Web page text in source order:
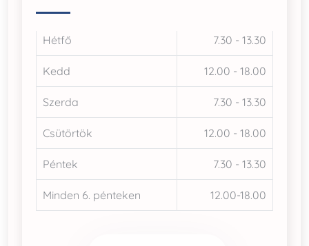
Hétfő 7.30 - 13.30
Kedd 12.00 - 18.00
Szerda 7.30 - 13.30
Csütörtök 12.00 - 18.00
Péntek 7.30 - 13.30
Minden 6. pénteken 12.00-18.00